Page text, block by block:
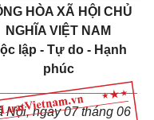
HÒA XÃ HỘI CHỦ
NGHĨA VIỆT NAM
lập - Tự do - Hạnh
phúc
Nội, ngày07tháng 06